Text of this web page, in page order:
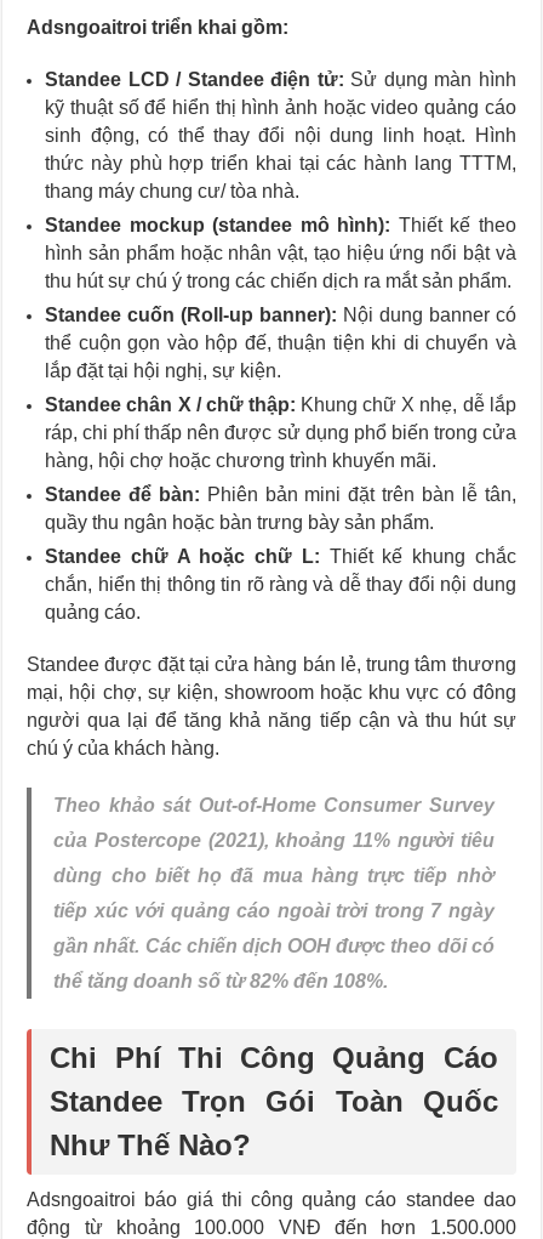
Adsngoaitroi triển khai gồm:
Standee LCD / Standee điện tử: Sử dụng màn hình
kỹ thuật số để hiển thị hình ảnh hoặc video quảng cáo
sinh động, có thể thay đổi nội dung linh hoạt. Hình
thức này phù hợp triển khai tại các hành lang TTTM,
thang máy chung cư/ tòa nhà.
Standee mockup (standee mô hình): Thiết kế theo
hình sản phẩm hoặc nhân vật, tạo hiệu ứng nổi bật và
thu hút sự chú ý trong các chiến dịch ra mắt sản phẩm.
Standee cuốn (Roll-up banner): Nội dung banner có
thể cuộn gọn vào hộp đế, thuận tiện khi di chuyển và
lắp đặt tại hội nghị, sự kiện.
Standee chân X / chữ thập: Khung chữ X nhẹ, dễ lắp
ráp, chi phí thấp nên được sử dụng phổ biến trong cửa
hàng, hội chợ hoặc chương trình khuyến mãi.
Standee để bàn: Phiên bản mini đặt trên bàn lễ tân,
quầy thu ngân hoặc bàn trưng bày sản phẩm.
Standee chữ A hoặc chữ L: Thiết kế khung chắc
chắn, hiển thị thông tin rõ ràng và dễ thay đổi nội dung
quảng cáo.
Standee được đặt tại cửa hàng bán lẻ, trung tâm thương
mại, hội chợ, sự kiện, showroom hoặc khu vực có đông
người qua lại để tăng khả năng tiếp cận và thu hút sự
chú ý của khách hàng.
Theo khảo sát Out-of-Home Consumer Survey
của Postercope (2021), khoảng 11% người tiêu
dùng cho biết họ đã mua hàng trực tiếp nhờ
tiếp xúc với quảng cáo ngoài trời trong 7 ngày
gần nhất. Các chiến dịch OOH được theo dõi có
thể tăng doanh số từ 82% đến 108%.
Chi Phí Thi Công Quảng Cáo
Standee Trọn Gói Toàn Quốc
Như Thế Nào?
Adsngoaitroi báo giá thi công quảng cáo standee dao
động từ khoảng 100.000 VNĐ đến hơn 1.500.000